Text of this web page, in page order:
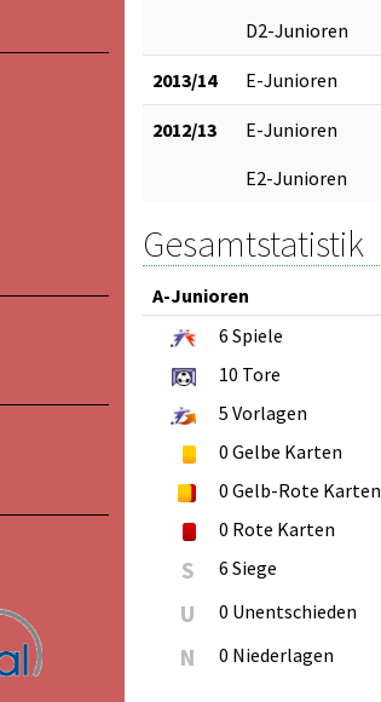
D2-Junioren
2013/14 E-Junioren
2012/13 E-Junioren
E2-Junioren
Gesamtstatistik
A-Junioren
6 Spiele
10 Tore
5 Vorlagen
0 Gelbe Karten
0 Gelb-Rote Karten
0 Rote Karten
S 6 Siege
U 0 Unentschieden
N 0 Niederlagen